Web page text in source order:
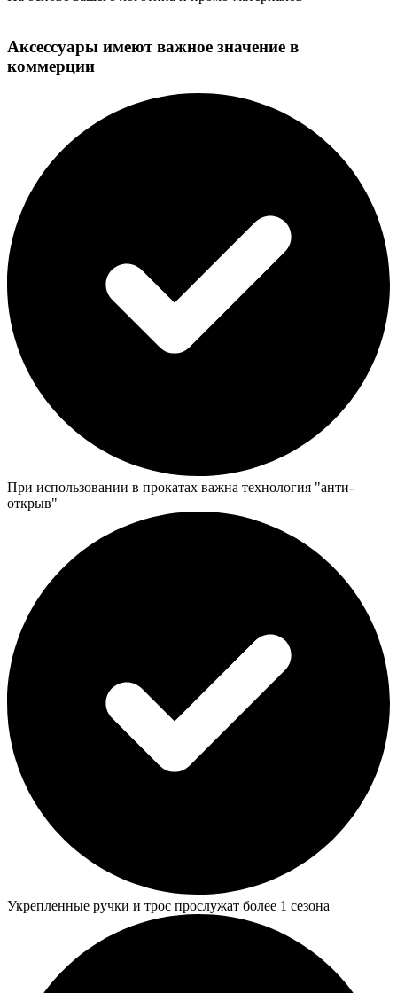
Аксессуары имеют важное значение в
коммерции
При использовании в прокатах важна технология "анти-
открыв"
Укрепленные ручки и трос прослужат более 1 сезона